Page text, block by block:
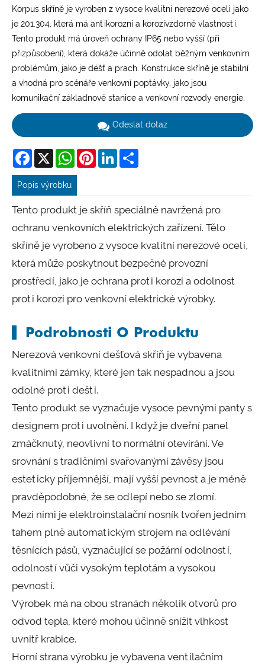
Korpus skříně je vyroben z vysoce kvalitní nerezové oceli jako
je 201.304, která má antikorozní a korozivzdorné vlastnosti.
Tento produkt má úroveň ochrany IP65 nebo vyšší (při
přizpůsobení), která dokáže účinně odolat běžným venkovním
problémům, jako je déšť a prach. Konstrukce skříně je stabilní
a vhodná pro scénáře venkovní poptávky, jako jsou
komunikační základnové stanice a venkovní rozvody energie.
Odeslat dotaz
Facebook
X WhatsAppPinterestLinkedIn
Popis výrobku
Tento produkt je skříň speciálně navržená pro
ochranu venkovních elektrických zařízení. Tělo
skříně je vyrobeno z vysoce kvalitní nerezové oceli,
která může poskytnout bezpečné provozní
prostředí, jako je ochrana proti korozi a odolnost
proti korozi pro venkovní elektrické výrobky.
Podrobnosti O Produktu
Nerezová venkovní dešťová skříň je vybavena
kvalitními zámky, které jen tak nespadnou a jsou
odolné proti dešti.
Tento produkt se vyznačuje vysoce pevnými panty s
designem proti uvolnění. I když je dveřní panel
zmáčknutý, neovlivní to normální otevírání. Ve
srovnání s tradičními svařovanými závěsy jsou
esteticky příjemnější, mají vyšší pevnost a je méně
pravděpodobné, že se odlepí nebo se zlomí.
Mezi nimi je elektroinstalační nosník tvořen jedním
tahem plně automatickým strojem na odlévání
těsnících pásů, vyznačující se požární odolností,
odolností vůči vysokým teplotám a vysokou
pevností.
Výrobek má na obou stranách několik otvorů pro
odvod tepla, které mohou účinně snížit vlhkost
uvnitř krabice.
Horní strana výrobku je vybavena ventilačním